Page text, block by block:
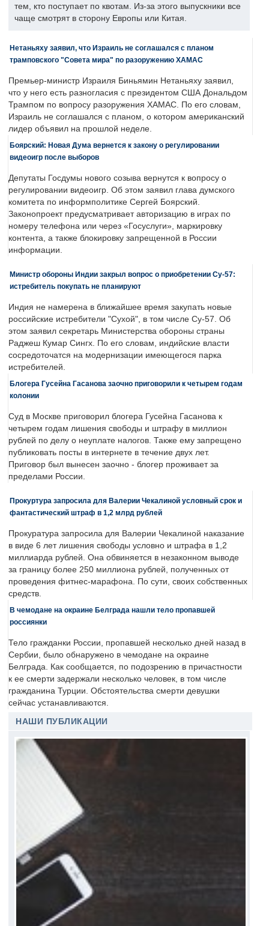
тем, кто поступает по квотам. Из-за этого выпускники все
чаще смотрят в сторону Европы или Китая.
Нетаньяху заявил, что Израиль не соглашался с планом
трамповского "Совета мира" по разоружению ХАМАС
Премьер-министр Израиля Биньямин Нетаньяху заявил,
что у него есть разногласия с президентом США Дональдом
Трампом по вопросу разоружения ХАМАС. По его словам,
Израиль не соглашался с планом, о котором американский
лидер объявил на прошлой неделе.
Боярский: Новая Дума вернется к закону о регулировании
видеоигр после выборов
Депутаты Госдумы нового созыва вернутся к вопросу о
регулировании видеоигр. Об этом заявил глава думского
комитета по информполитике Сергей Боярский.
Законопроект предусматривает авторизацию в играх по
номеру телефона или через «Госуслуги», маркировку
контента, а также блокировку запрещенной в России
информации.
Министр обороны Индии закрыл вопрос о приобретении Су-57:
истребитель покупать не планируют
Индия не намерена в ближайшее время закупать новые
российские истребители "Сухой", в том числе Су-57. Об
этом заявил секретарь Министерства обороны страны
Раджеш Кумар Сингх. По его словам, индийские власти
сосредоточатся на модернизации имеющегося парка
истребителей.
Блогера Гусейна Гасанова заочно приговорили к четырем годам
колонии
Суд в Москве приговорил блогера Гусейна Гасанова к
четырем годам лишения свободы и штрафу в миллион
рублей по делу о неуплате налогов. Также ему запрещено
публиковать посты в интернете в течение двух лет.
Приговор был вынесен заочно - блогер проживает за
пределами России.
Прокуртура запросила для Валерии Чекалиной условный срок и
фантастический штраф в 1,2 млрд рублей
Прокуратура запросила для Валерии Чекалиной наказание
в виде 6 лет лишения свободы условно и штрафа в 1,2
миллиарда рублей. Она обвиняется в незаконном выводе
за границу более 250 миллиона рублей, полученных от
проведения фитнес-марафона. По сути, своих собственных
средств.
В чемодане на окраине Белграда нашли тело пропавшей
россиянки
Тело гражданки России, пропавшей несколько дней назад в
Сербии, было обнаружено в чемодане на окраине
Белграда. Как сообщается, по подозрению в причастности
к ее смерти задержали несколько человек, в том числе
гражданина Турции. Обстоятельства смерти девушки
сейчас устанавливаются.
НАШИ ПУБЛИКАЦИИ